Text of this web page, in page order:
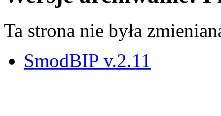
Ta strona nie była
SmodBIP v.2.11